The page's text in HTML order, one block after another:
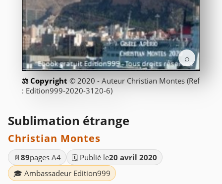
⌕
© 2020 - Auteur Christian Montes (Ref
: Edition999-2020-3120-6)
Sublimation étrange
Christian Montes
📄 89pages A4 🗓️ Publié le20 avril 2020
🎓 Ambassadeur Edition999